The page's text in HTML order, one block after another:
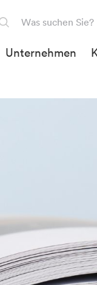
Unternehmen